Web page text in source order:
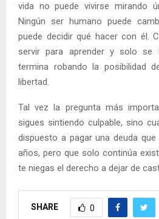
vida no puede vivirse mirando
Ningún ser humano puede
puede decidir qué hacer con él.
servir para aprender y solo se
termina robando la posibilidad
libertad.
Tal vez la pregunta más
sigues sintiendo culpable, sino
dispuesto a pagar una deuda
años, pero que solo continúa
te niegas el derecho a dejar de
SHARE 0